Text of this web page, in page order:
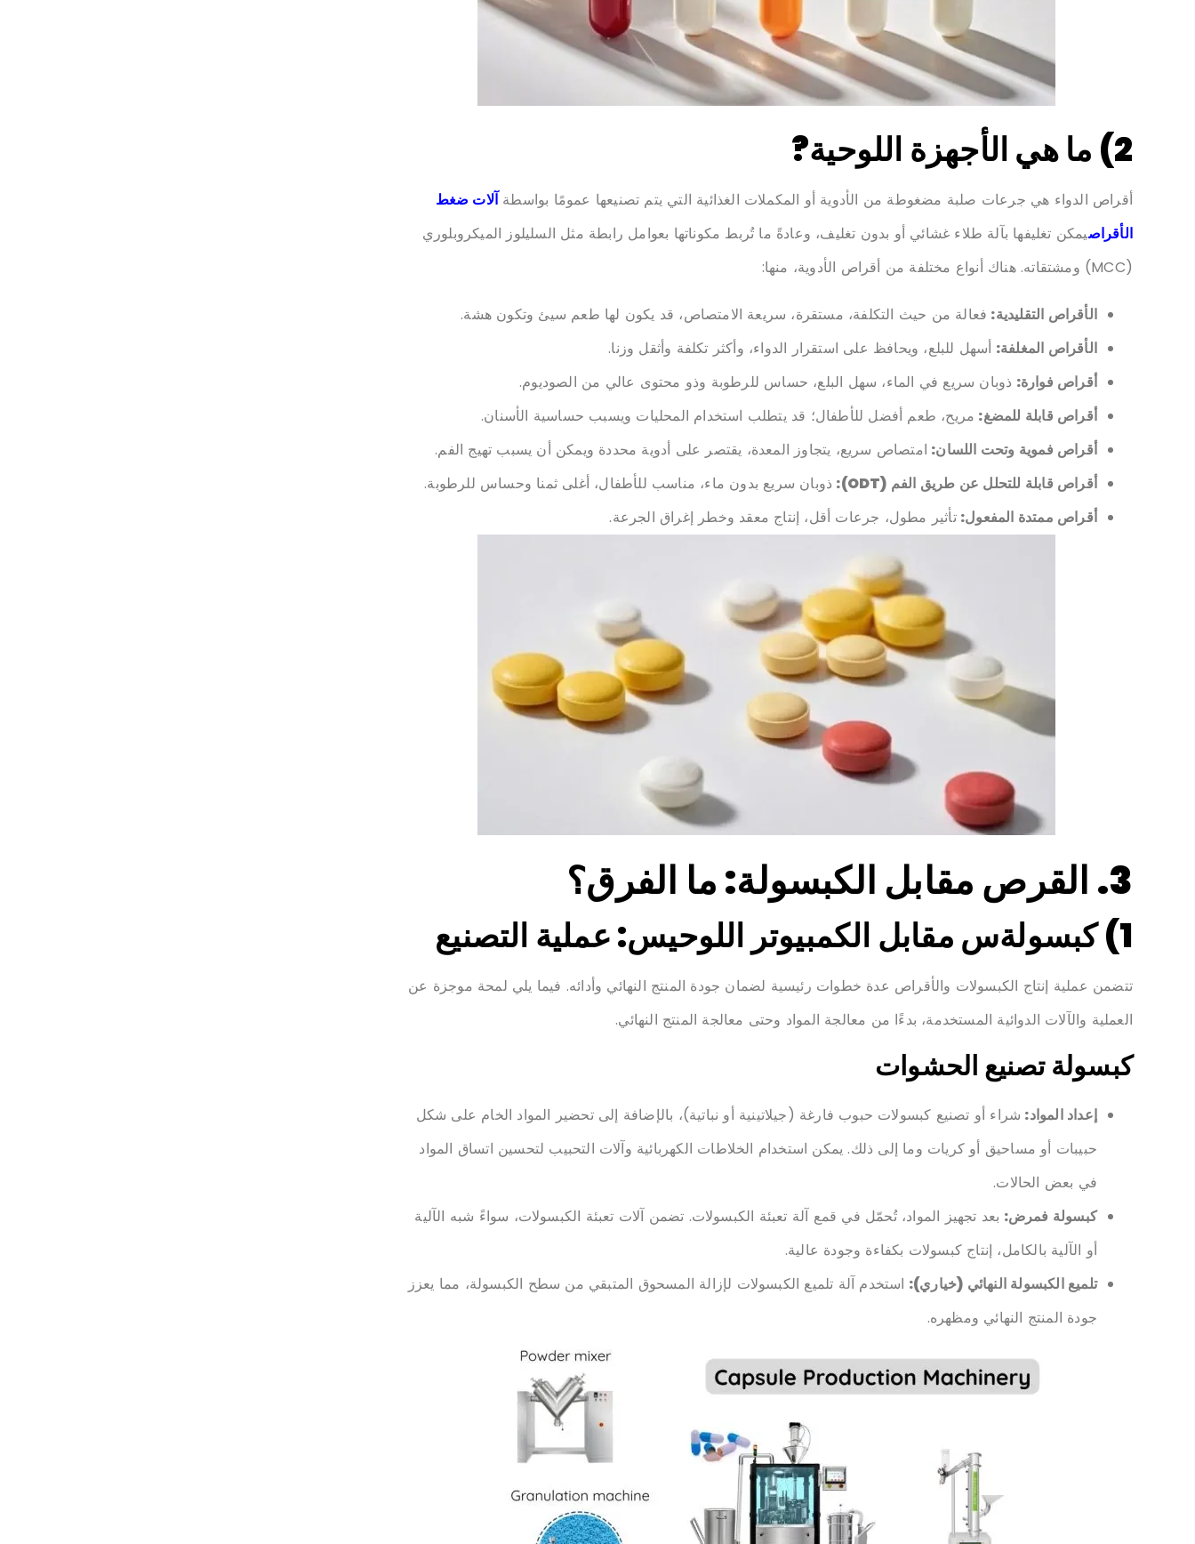
2) ما هيالأجهزة اللوحية?
أقراص الدواء هي جرعات صلبة مضغوطة من الأدوية أو المكملات الغذائية التي يتم تصنيعها عمومًا بواسطةآلات ضغط
الأقراصيمكن تغليفها بآلة طلاء غشائي أو بدون تغليف، وعادةً ما تُربط مكوناتها بعوامل رابطة مثل السليلوز الميكروبلوري
(MCC) ومشتقاته. هناك أنواع مختلفة من أقراص الأدوية، منها:
الأقراص التقليدية: فعالة من حيث التكلفة، مستقرة، سريعة الامتصاص، قد يكون لها طعم سيئ وتكون هشة.
الأقراص المغلفة: أسهل للبلع، ويحافظ على استقرار الدواء، وأكثر تكلفة وأثقل وزنا.
أقراص فوارة: ذوبان سريع في الماء، سهل البلع، حساس للرطوبة وذو محتوى عالي من الصوديوم.
أقراص قابلة للمضغ: مريح، طعم أفضل للأطفال؛ قد يتطلب استخدام المحليات ويسبب حساسية الأسنان.
أقراص فموية وتحت اللسان: امتصاص سريع، يتجاوز المعدة، يقتصر على أدوية محددة ويمكن أن يسبب تهيج الفم.
أقراص قابلة للتحلل عن طريق الفم (ODT):
ذوبان سريع بدون ماء، مناسب للأطفال، أغلى ثمنا وحساس للرطوبة.
أقراص ممتدة المفعول:تأثير مطول، جرعات أقل، إنتاج معقد وخطر إغراق الجرعة.
3. القرص مقابل الكبسولة: ما الفرق؟
1) كبسولةسمقابل الكمبيوتر اللوحيس:عملية التصنيع
تتضمن عملية إنتاج الكبسولات والأقراص عدة خطوات رئيسية لضمان جودة المنتج النهائي وأدائه. فيما يلي لمحة موجزة عن
العملية والآلات الدوائية المستخدمة، بدءًا من معالجة المواد وحتى معالجة المنتج النهائي.
كبسولةتصنيع الحشوات
إعداد المواد: شراء أو تصنيع كبسولات حبوب فارغة (جيلاتينية أو نباتية)، بالإضافة إلى تحضير المواد الخام على شكل
حبيبات أو مساحيق أو كريات وما إلى ذلك. يمكن استخدام الخلاطات الكهربائية وآلات التحبيب لتحسين اتساق المواد
في بعض الحالات.
كبسولة فمرض: بعد تجهيز المواد، تُحمّل في قمع آلة تعبئة الكبسولات. تضمن آلات تعبئة الكبسولات، سواءً شبه الآلية
أو الآلية بالكامل، إنتاج كبسولات بكفاءة وجودة عالية.
تلميع الكبسولة النهائي (خياري): استخدم آلة تلميع الكبسولات لإزالة المسحوق المتبقي من سطح الكبسولة، مما يعزز
جودة المنتج النهائي ومظهره.